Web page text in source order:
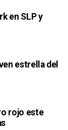
en SLP y
estrella del
rojo este